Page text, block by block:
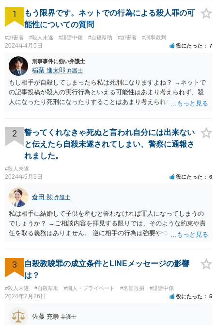
1
もう限界です。ネットでの行為による殺人罪の可
能性についての質問
#加害者 #殺人未遂 #誹謗中傷 #自殺幇助 #加害者 #刑事裁判
2024年4月5日 役にたった 7
刑事事件に強い弁護士
稲葉 進太郎 弁護士
もし相手が自殺してしまったら私は死刑になりますよね？ →ネットで
の記事投稿が殺人の実行行為といえる可能性はあまり考えられず、殺
人になったり死刑になったりすることはあまり考えられないように思
2
誓ってくれなきゃ死ぬと言われ自分には出来ない
と伝えたら自殺未遂されてしまい、警察に通報さ
れました。
#殺人未遂
2024年5月5日 役にたった 6
倉田 勲 弁護士
私は相手に結婚して子供を産むと誓わなければ罪人になってしまうの
でしょうか？ →ご相談内容を拝見する限りでは、そのような約束や責
任を取る義務はありません。 逆に相手の行為は強要やつきまとい行為
あなたの側も警察にご相談された方がいいでしょう。
3
自殺教唆罪の成立条件とLINEメッセージの影響
は？
#殺人未遂 #自殺幇助 #個人・プライベート #名誉毀損 #誹謗中傷
2024年2月26日 役にたった 5
佐藤 充崇 弁護士